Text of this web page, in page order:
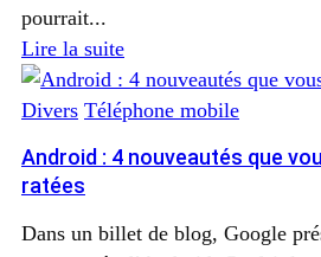
pourrait...
Lire la suite
Divers Téléphone mobile
Android : 4 nouveautés que
ratées
Dans un billet de blog, Google